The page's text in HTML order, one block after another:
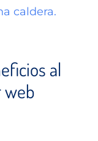
caldera.
al
web